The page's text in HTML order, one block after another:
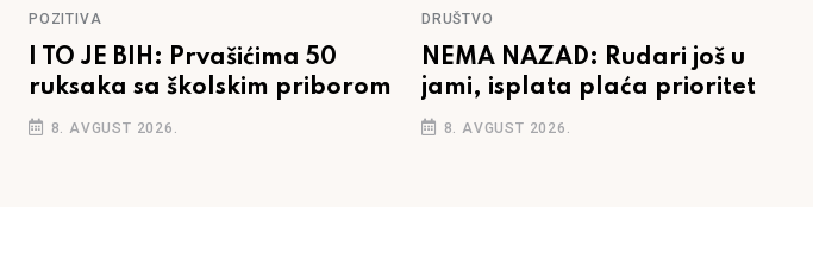
POZITIVA
I TO JE BIH: Prvašićima 50
ruksaka sa školskim priborom
8. AVGUST 2026.
DRUŠTVO
NEMA NAZAD: Rudari još u
jami, isplata plaća prioritet
8. AVGUST 2026.